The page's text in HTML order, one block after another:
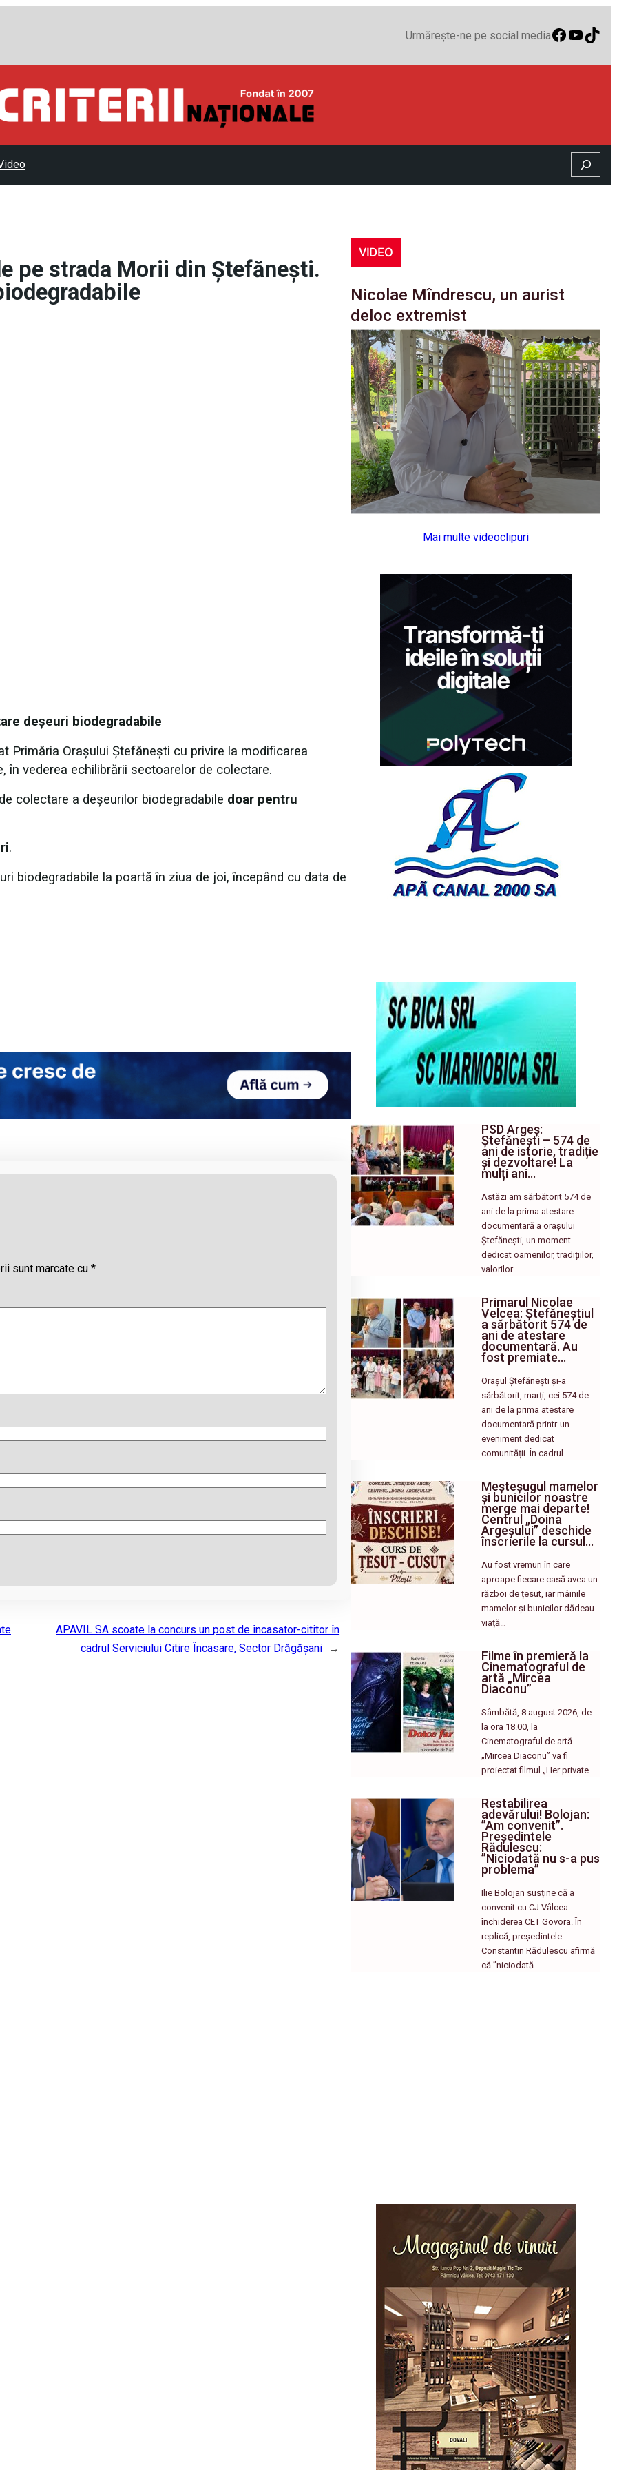
Urmărește-ne pe social media
Search
pe strada Morii din Ștefănești.
deșeuri biodegradabile
Primăria Orașului Ștefănești cu privire la modificarea
în vederea echilibrării sectoarelor de colectare.
colectare a deșeurilor biodegradabile doar pentru
.
biodegradabile la poartă în ziua de joi, începând cu data de
sunt marcate cu *
APAVIL SA scoate la concurs un post de încasator-cititor în
cadrul Serviciului Citire Încasare, Sector Drăgășani
→
VIDEO
Nicolae Mîndrescu, un aurist
deloc extremist
Mai multe videoclipuri
PSD Argeș:
Ștefănești – 574 de
ani de istorie, tradiție
și dezvoltare! La
mulți ani…
Astăzi am sărbătorit 574 de
ani de la prima atestare
documentară a orașului
Ștefănești, un moment
dedicat oamenilor, tradițiilor,
valorilor…
Primarul Nicolae
Velcea: Ștefăneștiul
a sărbătorit 574 de
ani de atestare
documentară. Au
fost premiate…
Orașul Ștefănești și-a
sărbătorit, marți, cei 574 de
ani de la prima atestare
documentară printr-un
eveniment dedicat
comunității. În cadrul…
Meșteșugul mamelor
și bunicilor noastre
merge mai departe!
Centrul „Doina
Argeșului” deschide
înscrierile la cursul…
Au fost vremuri în care
aproape fiecare casă avea un
război de țesut, iar mâinile
mamelor și bunicilor dădeau
viață…
Filme în premieră la
Cinematograful de
artă „Mircea
Diaconu”
Sâmbătă, 8 august 2026, de
la ora 18.00, la
Cinematograful de artă
„Mircea Diaconu” va fi
proiectat filmul „Her private…
Restabilirea
adevărului! Bolojan:
”Am convenit”.
Președintele
Rădulescu:
”Niciodată nu s-a pus
problema”
Ilie Bolojan susține că a
convenit cu CJ Vâlcea
închiderea CET Govora. În
replică, președintele
Constantin Rădulescu afirmă
că ”niciodată…